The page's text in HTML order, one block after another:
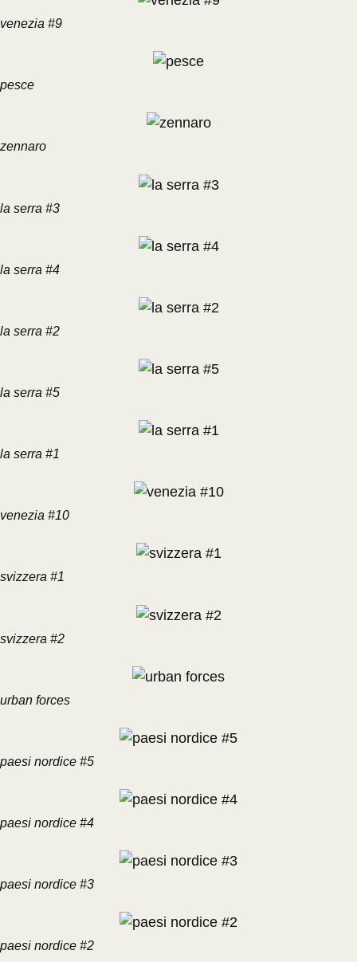
venezia #9
pesce
zennaro
la serra #3
la serra #4
la serra #2
la serra #5
la serra #1
venezia #10
svizzera #1
svizzera #2
urban forces
paesi nordice #5
paesi nordice #4
paesi nordice #3
paesi nordice #2